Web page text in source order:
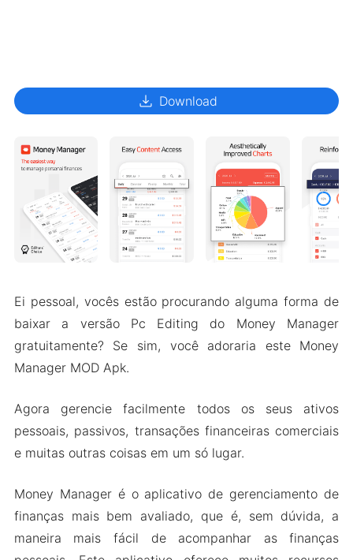
download Download
Ei pessoal, vocês estão procurando alguma forma de
baixar a versão Pc Editing do Money Manager
gratuitamente? Se sim, você adoraria este Money
Manager MOD Apk.
Agora gerencie facilmente todos os seus ativos
pessoais, passivos, transações financeiras comerciais
e muitas outras coisas em um só lugar.
Money Manager é o aplicativo de gerenciamento de
finanças mais bem avaliado, que é, sem dúvida, a
maneira mais fácil de acompanhar as finanças